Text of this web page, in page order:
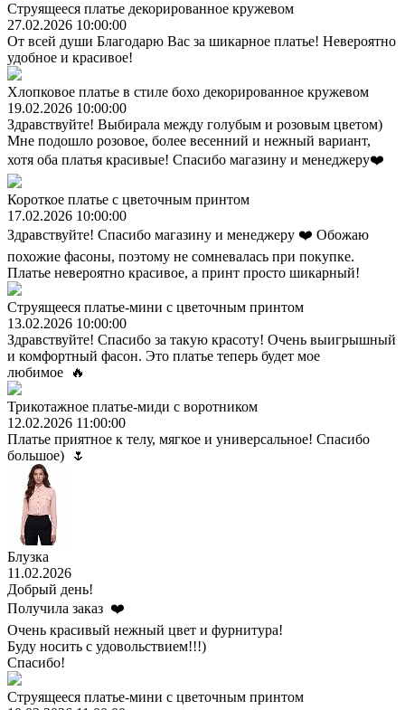
Струящееся платье декорированное кружевом
27.02.2026 10:00:00
От всей души Благодарю Вас за шикарное платье! Невероятно
удобное и красивое!
Хлопковое платье в стиле бохо декорированное кружевом
19.02.2026 10:00:00
Здравствуйте! Выбирала между голубым и розовым цветом)
Мне подошло розовое, более весенний и нежный вариант,
хотя оба платья красивые! Спасибо магазину и менеджеру❤️
Короткое платье с цветочным принтом
17.02.2026 10:00:00
Здравствуйте! Спасибо магазину и менеджеру ❤️ Обожаю
похожие фасоны, поэтому не сомневалась при покупке.
Платье невероятно красивое, а принт просто шикарный!
Струящееся платье-мини с цветочным принтом
13.02.2026 10:00:00
Здравствуйте! Спасибо за такую красоту! Очень выигрышный
и комфортный фасон. Это платье теперь будет мое
любимое 🔥
Трикотажное платье-миди с воротником
12.02.2026 11:00:00
Платье приятное к телу, мягкое и универсальное! Спасибо
большое) 🌷
Блузка
11.02.2026
Добрый день!
Получила заказ ❤️
Очень красивый нежный цвет и фурнитура!
Буду носить с удовольствием!!!)
Спасибо!
Струящееся платье-мини с цветочным принтом